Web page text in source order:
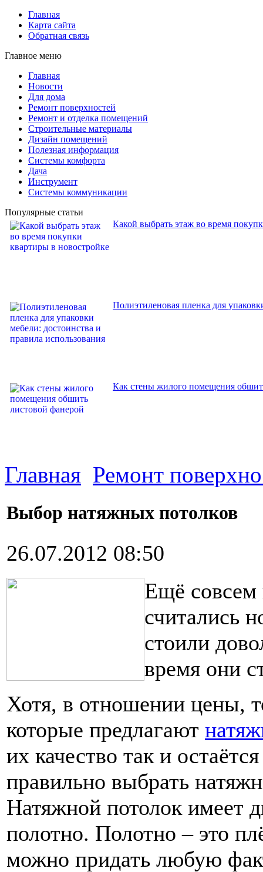
Главная
Карта сайта
Обратная связь
Главное меню
Главная
Новости
Для дома
Ремонт поверхностей
Ремонт и отделка помещений
Строительные материалы
Дизайн помещений
Полезная информация
Системы комфорта
Дача
Инструмент
Системы коммуникации
Популярные статьи
Какой выбрать этаж во время
Полиэтиленовая пленка для
Как стены жилого помещения
Главная Ремонт
Выбор натяжных потолков
26.07.2012 08:50
Ещё совсем
считались
стоили
время они
Хотя, в отношении цены,
которые предлагают
их качество так и
правильно выбрать
Натяжной потолок имеет
полотно. Полотно – это
можно придать любую